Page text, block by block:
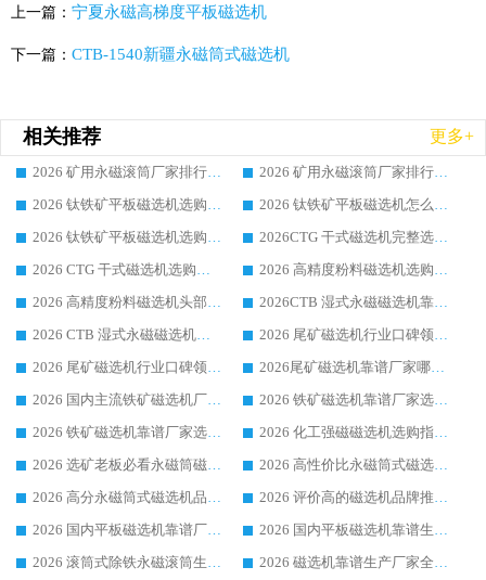
上一篇： 宁夏永磁高梯度平板磁选机
下一篇： CTB-1540新疆永磁筒式磁选机
相关推荐 更多+
2026 矿用永磁滚筒厂家排行榜选购干货指南 行业口碑标杆华体会手机网页版-华体会(中国) 实力出众
2026 矿用永磁滚筒厂家排行榜选购指南，行业口碑领域强者华体会手机网页版-华体会(中国)
2026 钛铁矿平板磁选机选购全攻略 市场公认优质品牌厂家实力排行榜
2026 钛铁矿平板磁选机怎么选 靠谱生产企业实力排行榜选购参考攻略
2026 钛铁矿平板磁选机选购指南 行业口碑优选品牌生产企业实力排行榜
2026CTG 干式磁选机完整选购指南 行业口碑顶尖靠谱生产龙头厂家实力推荐
2026 CTG 干式磁选机选购指南|行业口碑靠谱生产厂家领域强者推荐
2026 高精度粉料磁选机选购全攻略 行业优质品牌华体会手机网页版-华体会(中国) 实力深度解析
2026 高精度粉料磁选机头部厂家选购指南 行业口碑靠谱品牌推荐 领域强者华体会手机网页版-华体会(中国) 解析
2026CTB 湿式永磁磁选机靠谱厂家实力排行榜 铁矿选矿设备采购全流程选购指南
2026 CTB 湿式永磁磁选机选购指南|行业口碑良好品牌推荐，领域强者华体会手机网页版-华体会(中国)
2026 尾矿磁选机行业口碑领域强者，源头直供国内主流厂家华体会手机网页版-华体会(中国) 一站式服务
2026 尾矿磁选机行业口碑领域强者，源头直供国内主流厂家华体会手机网页版-华体会(中国) 一站式服务
2026尾矿磁选机靠谱厂家哪家好 行业口碑领域强者华体会手机网页版-华体会(中国) 推荐
2026 国内主流铁矿磁选机厂家选购指南|行业口碑好品牌推荐，领域强者华体会手机网页版-华体会(中国)
2026 铁矿磁选机靠谱厂家选购全攻略 行业标杆华体会手机网页版-华体会(中国) 设备性价比出众
2026 铁矿磁选机靠谱厂家选购指南，领域强者华体会手机网页版-华体会(中国) 铁矿磁选机性价比高
2026 化工强磁磁选机选购指南 5 家行业口碑靠谱厂家领域强者推荐
2026 选矿老板必看永磁筒磁选机推荐 行业头部品牌口碑设备选购全攻略
2026 高性价比永磁筒式磁选机品牌盘点 行业强者口碑实测选购完整指南
2026 高分永磁筒式磁选机品牌推荐 选矿设备强者对比测评采购避坑全攻略
2026 评价高的磁选机品牌推荐选购指南，永磁筒式磁选机设备领域强者全景行业口碑解析
2026 国内平板磁选机靠谱厂家排名 行业实测口碑设备按需选购全指南
2026 国内平板磁选机靠谱生产厂家推荐排名|行业口碑选购指南，领域强者按需选设备
2026 滚筒式除铁永磁滚筒生产厂家推荐排名|行业口碑选购指南，领域强者源头厂商精选
2026 磁选机靠谱生产厂家全梳理 分场景选型行业头部品牌选购参考攻略